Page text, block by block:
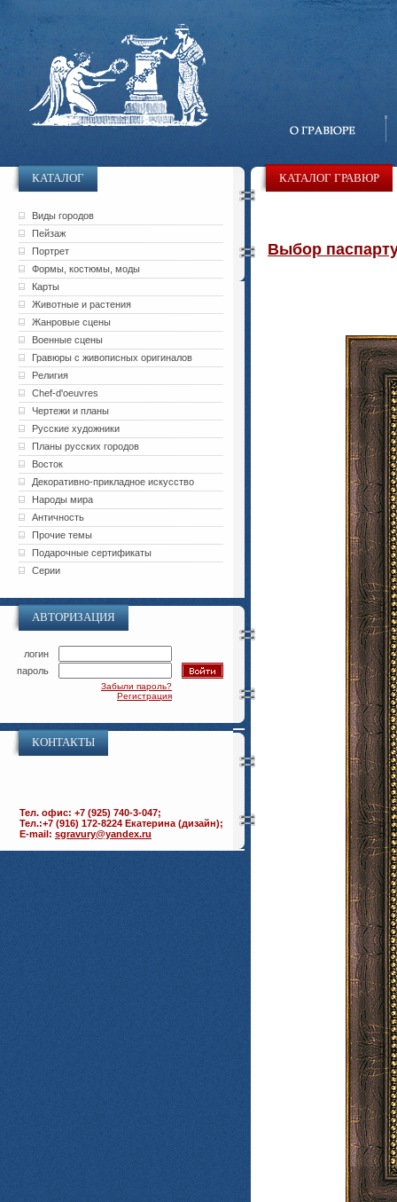
КАТАЛОГ
Виды городов
Пейзаж
Портрет
Формы, костюмы, моды
Карты
Животные и растения
Жанровые сцены
Военные сцены
Гравюры с живописных оригиналов
Религия
Chef-d'oeuvres
Чертежи и планы
Русские художники
Планы русских городов
Восток
Декоративно-прикладное искусство
Народы мира
Античность
Прочие темы
Подарочные сертификаты
Серии
АВТОРИЗАЦИЯ
логин
пароль
Забыли пароль?
Регистрация
КОНТАКТЫ
Тел. офис: +7 (925) 740-3-047;
Тел.:+7 (916) 172-8224 Екатерина (дизайн);
E-mail: sgravury@yandex.ru
КАТАЛОГ ГРАВЮР
Выбор